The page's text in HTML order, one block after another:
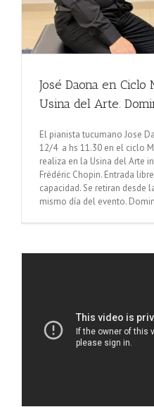
José Daona en Ciclo
Usina del Arte.
El pianista tucumano Jose
12/4 a hs 11.30 en el ciclo
realiza en la Usina del Arte
Frédéric Chopin. Entrada
capacidad. Se retiran desde
mismo día del evento.